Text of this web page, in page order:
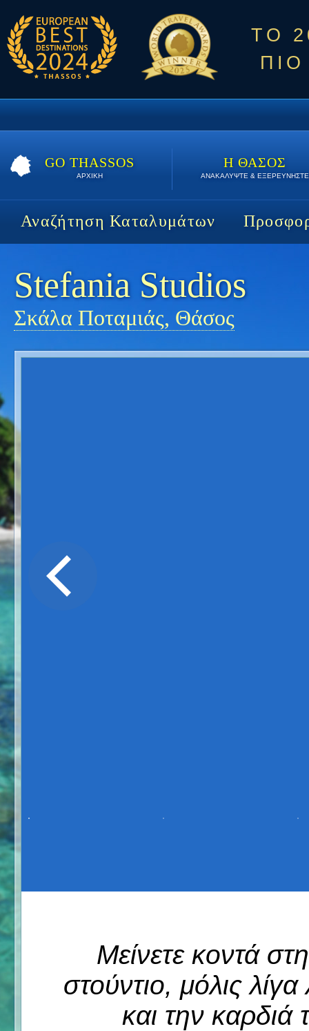
ΤΟ
GO THASSOS
ΑΡΧΙΚΗ
Η ΘΑΣΟΣ
ΑΝΑΚΑΛΥΨΤΕ & ΕΞΕΡΕΥΝΗΣΤΕ
Αναζήτηση Καταλυμάτων
Stefania Studios
Σκάλα Ποταμιάς, Θάσος
Μείνετε κοντά
στούντιο, μόλις
και την καρδιά